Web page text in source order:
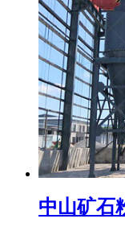
中山矿石